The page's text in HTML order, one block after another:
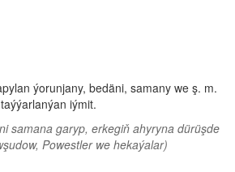
ýorunjany, bedäni, samany we ş. m.
iýmit.
samana garyp, erkegiň ahyryna dürüşde
Powestler we hekaýalar)